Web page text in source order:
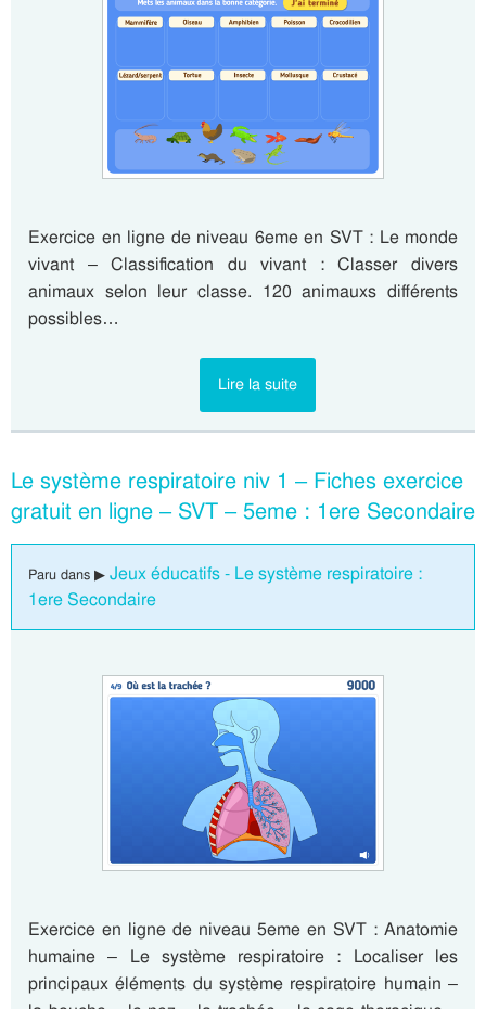
Exercice en ligne de niveau 6eme en SVT : Le monde
vivant – Classification du vivant : Classer divers
animaux selon leur classe. 120 animauxs différents
possibles…
Lire la suite
Le système respiratoire niv 1 – Fiches exercice
gratuit en ligne – SVT – 5eme : 1ere Secondaire
Paru dans ▶ Jeux éducatifs - Le système respiratoire :
1ere Secondaire
Exercice en ligne de niveau 5eme en SVT : Anatomie
humaine – Le système respiratoire : Localiser les
principaux éléments du système respiratoire humain –